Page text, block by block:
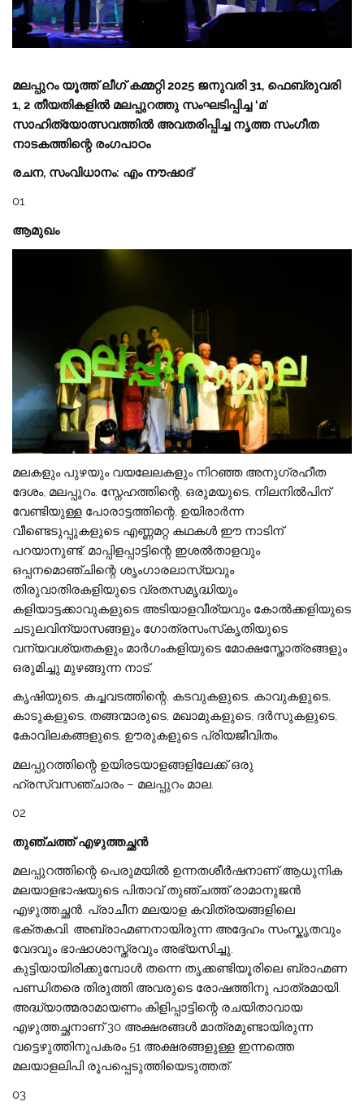
മലപ്പുറം യൂത്ത് ലീഗ് കമ്മറ്റി 2025 ജനുവരി 31, ഫെബ്രുവരി
1, 2 തീയതികളിൽ മലപ്പുറത്തു സംഘടിപ്പിച്ച ‘മ’
സാഹിത്യോത്സവത്തിൽ അവതരിപ്പിച്ച നൃത്ത സംഗീത
നാടകത്തിന്റെ രംഗപാഠം
രചന, സംവിധാനം: എം നൗഷാദ്
01
ആമുഖം
മലകളും പുഴയും വയലേലകളും നിറഞ്ഞ അനുഗ്രഹീത
ദേശം, മലപ്പുറം. സ്നേഹത്തിന്റെ, ഒരുമയുടെ, നിലനിൽപിന്
വേണ്ടിയുള്ള പോരാട്ടത്തിന്റെ, ഉയിരാർന്ന
വീണ്ടെടുപ്പുകളുടെ എണ്ണമറ്റ കഥകൾ ഈ നാടിന്
പറയാനുണ്ട്. മാപ്പിളപ്പാട്ടിന്റെ ഇശൽതാളവും
ഒപ്പനമൊഞ്ചിന്റെ ശൃംഗാരലാസ്യവും
തിരുവാതിരകളിയുടെ വ്രതസമൃദ്ധിയും
കളിയാട്ടക്കാവുകളുടെ അടിയാളവീര്യവും കോൽക്കളിയുടെ
ചടുലവിന്യാസങ്ങളും ഗോത്രസംസ്‌കൃതിയുടെ
വന്യവശ്യതകളും മാർഗംകളിയുടെ മോക്ഷസ്തോത്രങ്ങളും
ഒരുമിച്ചു മുഴങ്ങുന്ന നാട്.
കൃഷിയുടെ, കച്ചവടത്തിന്റെ, കടവുകളുടെ, കാവുകളുടെ,
കാടുകളുടെ, തങ്ങന്മാരുടെ, മഖാമുകളുടെ, ദർസുകളുടെ,
കോവിലകങ്ങളുടെ, ഊരുകളുടെ പ്രിയജീവിതം.
മലപ്പുറത്തിന്റെ ഉയിരടയാളങ്ങളിലേക്ക് ഒരു
ഹ്രസ്വസഞ്ചാരം – മലപ്പുറം മാല.
02
തുഞ്ചത്ത് എഴുത്തച്ഛൻ
മലപ്പുറത്തിന്റെ പെരുമയിൽ ഉന്നതശീർഷനാണ് ആധുനിക
മലയാളഭാഷയുടെ പിതാവ് തുഞ്ചത്ത് രാമാനുജൻ
എഴുത്തച്ഛൻ. പ്രാചീന മലയാള കവിത്രയങ്ങളിലെ
ഭക്തകവി. അബ്രാഹ്മണനായിരുന്ന അദ്ദേഹം സംസ്കൃതവും
വേദവും ഭാഷാശാസ്ത്രവും അഭ്യസിച്ചു.
കുട്ടിയായിരിക്കുമ്പോൾ തന്നെ തൃക്കണ്ടിയൂരിലെ ബ്രാഹ്മണ
പണ്ഡിതരെ തിരുത്തി അവരുടെ രോഷത്തിനു പാത്രമായി.
അദ്ധ്യാത്മരാമായണം കിളിപ്പാട്ടിന്റെ രചയിതാവായ
എഴുത്തച്ഛനാണ് 30 അക്ഷരങ്ങൾ മാത്രമുണ്ടായിരുന്ന
വട്ടെഴുത്തിനുപകരം 51 അക്ഷരങ്ങളുള്ള ഇന്നത്തെ
മലയാളലിപി രൂപപ്പെടുത്തിയെടുത്തത്.
03